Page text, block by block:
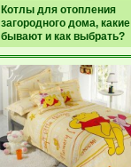
Котлы для отопления
загородного дома, какие
бывают и как выбрать?